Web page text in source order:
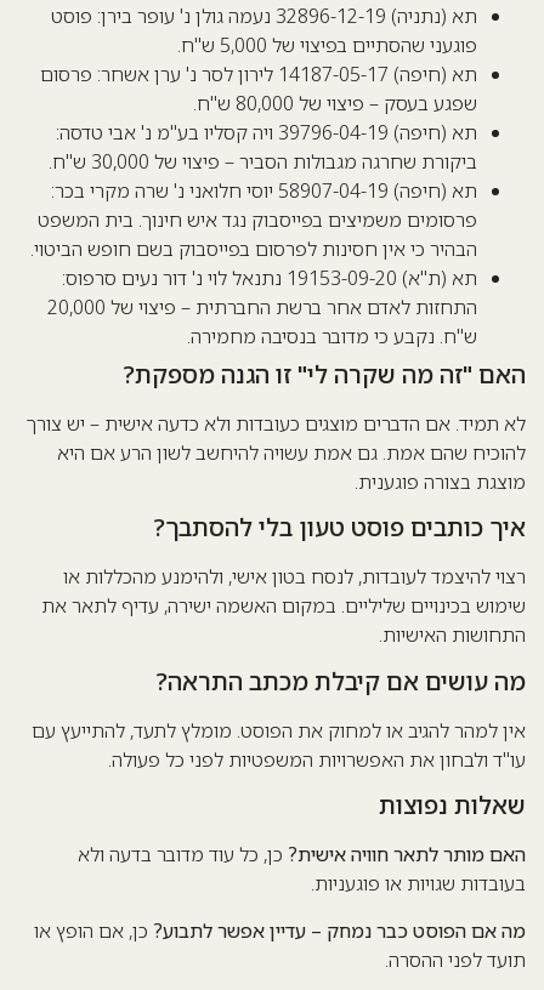
תא (נתניה) 32896-12-19 נעמה גולן נ' עופר בירן: פוסט
פוגעני שהסתיים בפיצוי של 5,000 ש"ח.
תא (חיפה) 14187-05-17 לירון לסר נ' ערן אשחר: פרסום
שפגע בעסק – פיצוי של 80,000 ש"ח.
תא (חיפה) 39796-04-19 ויה קסליו בע"מ נ' אבי טדסה:
ביקורת שחרגה מגבולות הסביר – פיצוי של 30,000 ש"ח.
תא (חיפה) 58907-04-19 יוסי חלואני נ' שרה מקרי בכר:
פרסומים משמיצים בפייסבוק נגד איש חינוך. בית המשפט
הבהיר כי אין חסינות לפרסום בפייסבוק בשם חופש הביטוי.
תא (ת"א) 19153-09-20 נתנאל לוי נ' דור נעים סרפוס:
התחזות לאדם אחר ברשת החברתית – פיצוי של 20,000
ש"ח. נקבע כי מדובר בנסיבה מחמירה.
האם "זה מה שקרה לי" זו הגנה מספקת?
לא תמיד. אם הדברים מוצגים כעובדות ולא כדעה אישית – יש צורך
להוכיח שהם אמת. גם אמת עשויה להיחשב לשון הרע אם היא
מוצגת בצורה פוגענית.
איך כותבים פוסט טעון בלי להסתבך?
רצוי להיצמד לעובדות, לנסח בטון אישי, ולהימנע מהכללות או
שימוש בכינויים שליליים. במקום האשמה ישירה, עדיף לתאר את
התחושות האישיות.
מה עושים אם קיבלת מכתב התראה?
אין למהר להגיב או למחוק את הפוסט. מומלץ לתעד, להתייעץ עם
עו"ד ולבחון את האפשרויות המשפטיות לפני כל פעולה.
שאלות נפוצות
האם מותר לתאר חוויה אישית? כן, כל עוד מדובר בדעה ולא
בעובדות שגויות או פוגעניות.
מה אם הפוסט כבר נמחק – עדיין אפשר לתבוע? כן, אם הופץ או
תועד לפני ההסרה.